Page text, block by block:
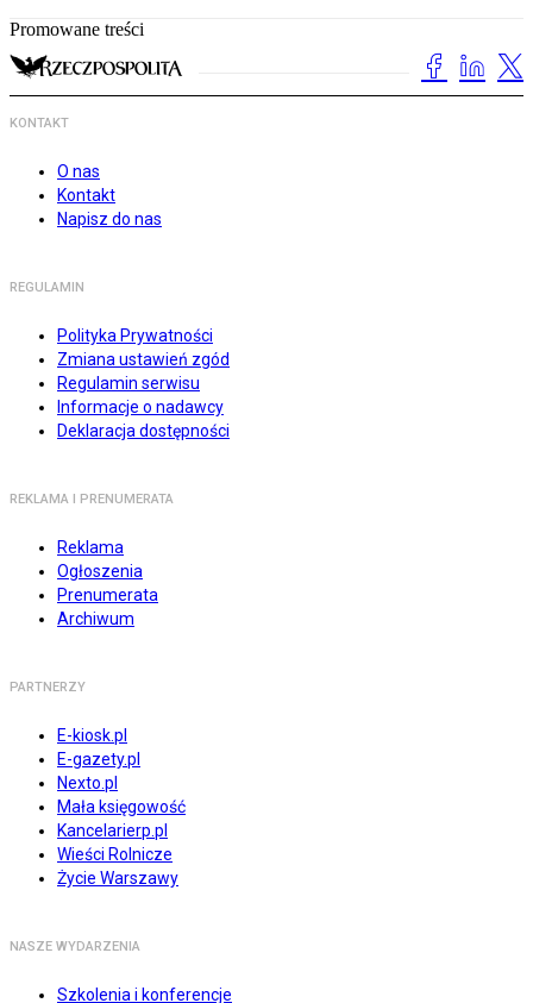
Promowane treści
KONTAKT
O nas
Kontakt
Napisz do nas
REGULAMIN
Polityka Prywatności
Zmiana ustawień zgód
Regulamin serwisu
Informacje o nadawcy
Deklaracja dostępności
REKLAMA I PRENUMERATA
Reklama
Ogłoszenia
Prenumerata
Archiwum
PARTNERZY
E-kiosk.pl
E-gazety.pl
Nexto.pl
Mała księgowość
Kancelarierp.pl
Wieści Rolnicze
Życie Warszawy
NASZE WYDARZENIA
Szkolenia i konferencje